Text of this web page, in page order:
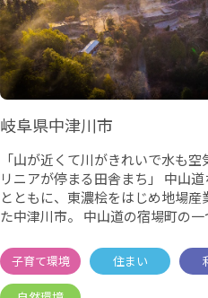
岐阜県中津川市
「山が近くて川がきれいで水も空
リニアが停まる田舎まち」 中山道などの街道文化
とともに、東濃桧をはじめ地場産
た中津川市。 中山道の宿場町の